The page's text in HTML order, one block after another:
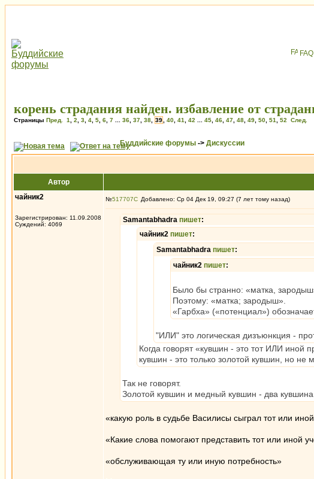
FAQ
корень страдания найден. избавление от
Страницы Пред. 1 2 3 4 5 6 7 36 37 38 39 40 41 42 45 46 47 48 49 50 51 52 След.
Буддийские форумы -> Дискуссии
Автор
чайник2
Зарегистрирован: 11.09.2008
Суждений: 4069
№517707 Добавлено: Ср 04 Дек 19, 09:27 (7 лет тому назад)
Samantabhadra пишет:
чайник2 пишет:
Samantabhadra пишет:
чайник2 пишет:
Было бы странно: «матка,
Поэтому: «матка; зародыш».
«Гарбха» («потенциал»)
"ИЛИ" это логическая дизъюнкция -
Когда говорят «кувшин - это тот ИЛИ иной
кувшин - это только золотой кувшин, но
Так не говорят.
Золотой кувшин и медный кувшин - два
«какую роль в судьбе Василисы сыграл тот или
«Какие слова помогают представить тот или иной
«обслуживающая ту или иную потребность»